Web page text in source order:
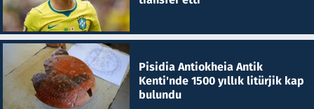
Pisidia Antiokheia Antik
Kenti'nde 1500 yıllık litürjik kap
bulundu